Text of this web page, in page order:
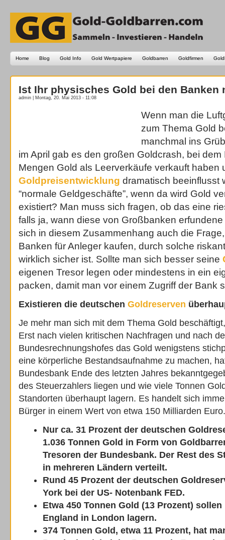
Home Blog Gold Info Gold Wertpapiere Goldbarren Goldfirmen
Ist Ihr physisches Gold bei den Banken
admin | Montag, 20. Mai 2013 - 11:08
Wenn man die
zum Thema Gold
manchmal ins
im April gab es den großen Goldcrash, bei
Mengen Gold als Leerverkäufe verkauft haben
Goldpreisentwicklung dramatisch beeinflusst
“normale Geldgeschäfte”, wenn da wird Gold
existiert? Man muss sich fragen, ob das eine
falls ja, wann diese von Großbanken
sich in diesem Zusammenhang auch die
Banken für Anleger kaufen, durch solche
wirklich sicher ist. Sollte man sich besser seine
eigenen Tresor legen oder mindestens in ein
packen, damit man vor einem Zugriff der Bank
Existieren die deutschen Goldreserven
Je mehr man sich mit dem Thema Gold
Erst nach vielen kritischen Nachfragen und nach
Bundesrechnungshofes das Gold wenigstens
eine körperliche Bestandsaufnahme zu machen,
Bundesbank Ende des letzten Jahres
des Steuerzahlers liegen und wie viele Tonnen
Standorten überhaupt lagern. Es handelt sich
Bürger in einem Wert von etwa 150 Milliarden Euro.
Nur ca. 31 Prozent der deutschen
1.036 Tonnen Gold in Form von
Tresoren der Bundesbank. Der Rest des
in mehreren Ländern verteilt.
Rund 45 Prozent der deutschen
York bei der US- Notenbank FED.
Etwa 450 Tonnen Gold (13 Prozent)
England in London lagern.
374 Tonnen Gold, etwa 11 Prozent, hat